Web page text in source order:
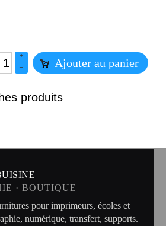
+
–
Ajouter au panier
produits
· BOUTIQUE
pour imprimeurs, écoles et
numérique, transfert, supports.